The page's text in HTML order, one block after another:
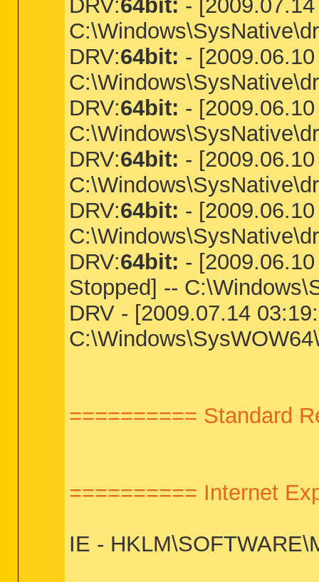
DRV:64bit: -
DRV:64bit: -
DRV:64bit: -
DRV:64bit: -
DRV:64bit: -
DRV:64bit: -
Stopped] --
DRV - [2009.07.14
========== Standard
========== Internet
IE -